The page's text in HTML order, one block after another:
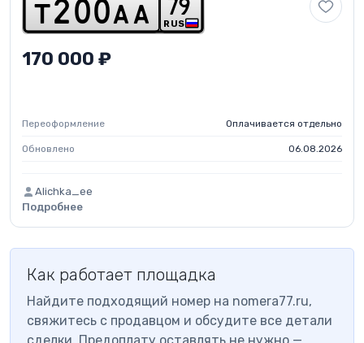
t 2 0 0 a a RUS
79
170 000 ₽
Переоформление Оплачивается отдельно
Обновлено 06.08.2026
Alichka_ee
Подробнее
Как работает площадка
Найдите подходящий номер на nomera77.ru,
свяжитесь с продавцом и обсудите все детали